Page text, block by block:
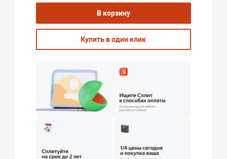
В корзину
Купить в один клик